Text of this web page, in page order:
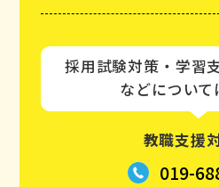
採用試験対策・学習
などについて
教職支援
019-